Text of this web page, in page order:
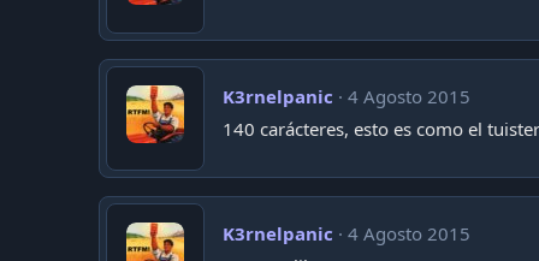
K3rnelpanic
4 Agosto 2015
140 carácteres, esto es como el
K3rnelpanic
4 Agosto 2015